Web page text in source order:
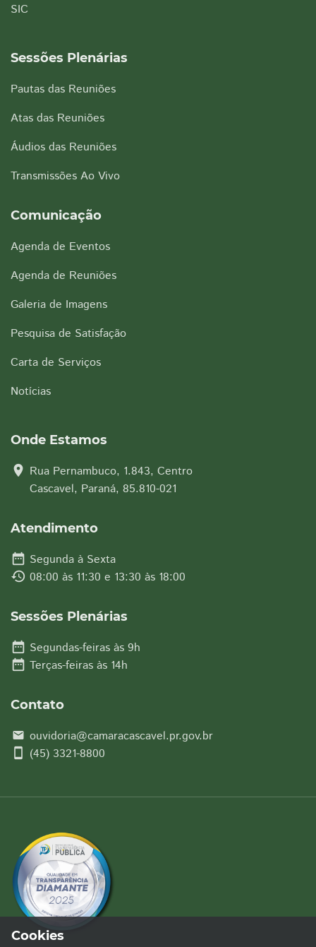
SIC
Sessões Plenárias
Pautas das Reuniões
Atas das Reuniões
Áudios das Reuniões
Transmissões Ao Vivo
Comunicação
Agenda de Eventos
Agenda de Reuniões
Galeria de Imagens
Pesquisa de Satisfação
Carta de Serviços
Notícias
Onde Estamos
location_on Rua Pernambuco, 1.843, Centro
Cascavel, Paraná, 85.810-021
Atendimento
date_range Segunda à Sexta
history 08:00 às 11:30 e 13:30 às 18:00
Sessões Plenárias
date_range Segundas-feiras às 9h
date_range Terças-feiras às 14h
Contato
email ouvidoria@camaracascavel.pr.gov.br
smartphone (45) 3321-8800
Cookies